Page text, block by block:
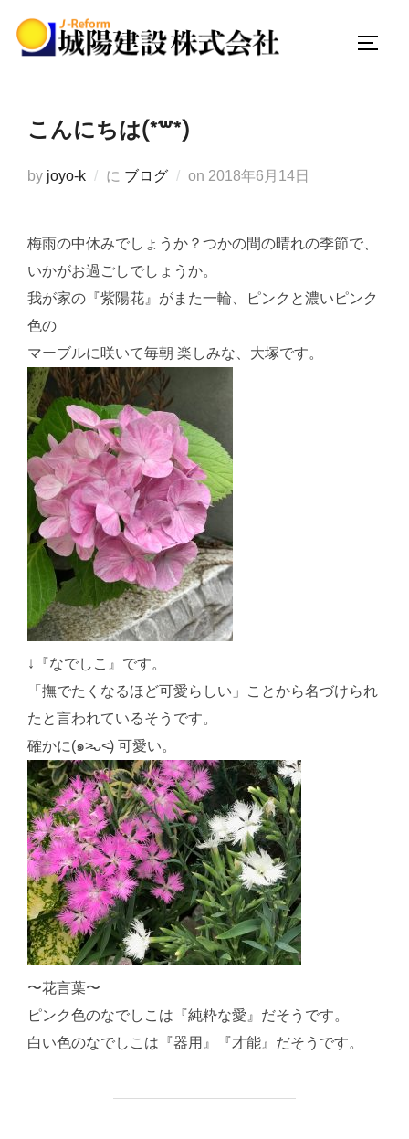
こんにちは(*´꒳`*)
by joyo-k に ブログ on 投
2018年6月14日
梅雨の中休みでしょうか？つかの間の晴れの季節で、
いかがお過ごしでしょうか。
我が家の『紫陽花』がまた一輪、ピンクと濃いピンク
色の
マーブルに咲いて毎朝 楽しみな、大塚です。
↓『なでしこ』です。
「撫でたくなるほど可愛らしい」ことから名づけられ
たと言われているそうです。
確かに(๑˃̵ᴗ˂̵) 可愛い。
〜花言葉〜
ピンク色のなでしこは『純粋な愛』だそうです。
白い色のなでしこは『器用』『才能』だそうです。